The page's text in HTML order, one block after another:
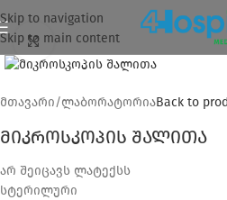
Skip to navigation
Skip to main content
დააკლიკეთ გასაზრდელად
მთავარი/ლაბორატორიაBack to
მიკროსკოპის შალითა
არ შეიცავს ლატექსს
სტერილური